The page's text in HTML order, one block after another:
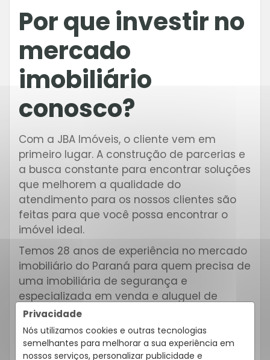
Privacidade
Nós utilizamos cookies e outras tecnologias
semelhantes para melhorar a sua experiência em
nossos serviços, personalizar publicidade e
Por que investir no
mercado
imobiliário
conosco?
Com a JBA Imóveis, o cliente vem em
primeiro lugar. A construção de parcerias e
a busca constante para encontrar soluções
que melhorem a qualidade do
atendimento para os nossos clientes são
feitas para que você possa encontrar o
imóvel ideal.
Temos 28 anos de experiência no mercado
imobiliário do Paraná para quem precisa de
uma imobiliária de segurança e
especializada em venda e aluguel de
imóveis.
A JBA possui amplo conhecimento e
carteira no mercado de imóveis em